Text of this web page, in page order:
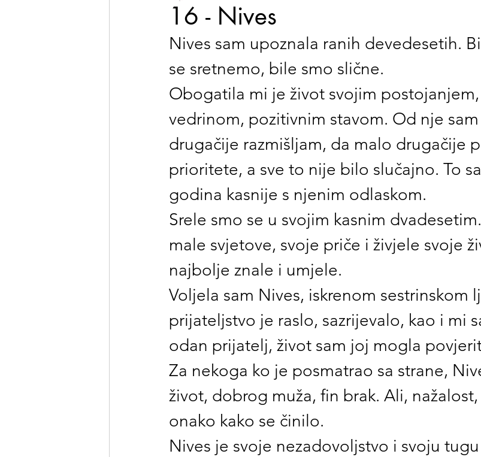
16 - Nives
Nives sam upoznala ranih devedesetih.
se sretnemo, bile smo slične.
Obogatila mi je život svojim
vedrinom, pozitivnim stavom. Od nje
drugačije razmišljam, da malo drugačije
prioritete, a sve to nije bilo slučajno. To
godina kasnije s njenim odlaskom.
Srele smo se u svojim kasnim
male svjetove, svoje priče i živjele svoje
najbolje znale i umjele.
Voljela sam Nives, iskrenom sestrinskom
prijateljstvo je raslo, sazrijevalo, kao i mi
odan prijatelj, život sam joj mogla
Za nekoga ko je posmatrao sa strane,
život, dobrog muža, fin brak. Ali,
onako kako se činilo.
Nives je svoje nezadovoljstvo i svoju